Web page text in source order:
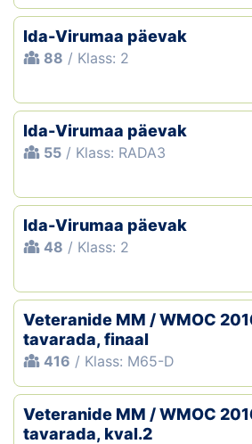
Ida-Virumaa päevak
88 / Klass: 2
Ida-Virumaa päevak
55 / Klass: RADA3
Ida-Virumaa päevak
48 / Klass: 2
Veteranide MM / WMOC
tavarada, finaal
416 / Klass: M65-D
Veteranide MM / WMOC
tavarada, kval.2